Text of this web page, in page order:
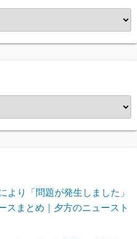
より「問題が発生しました」
スまとめ｜夕方のニュースト